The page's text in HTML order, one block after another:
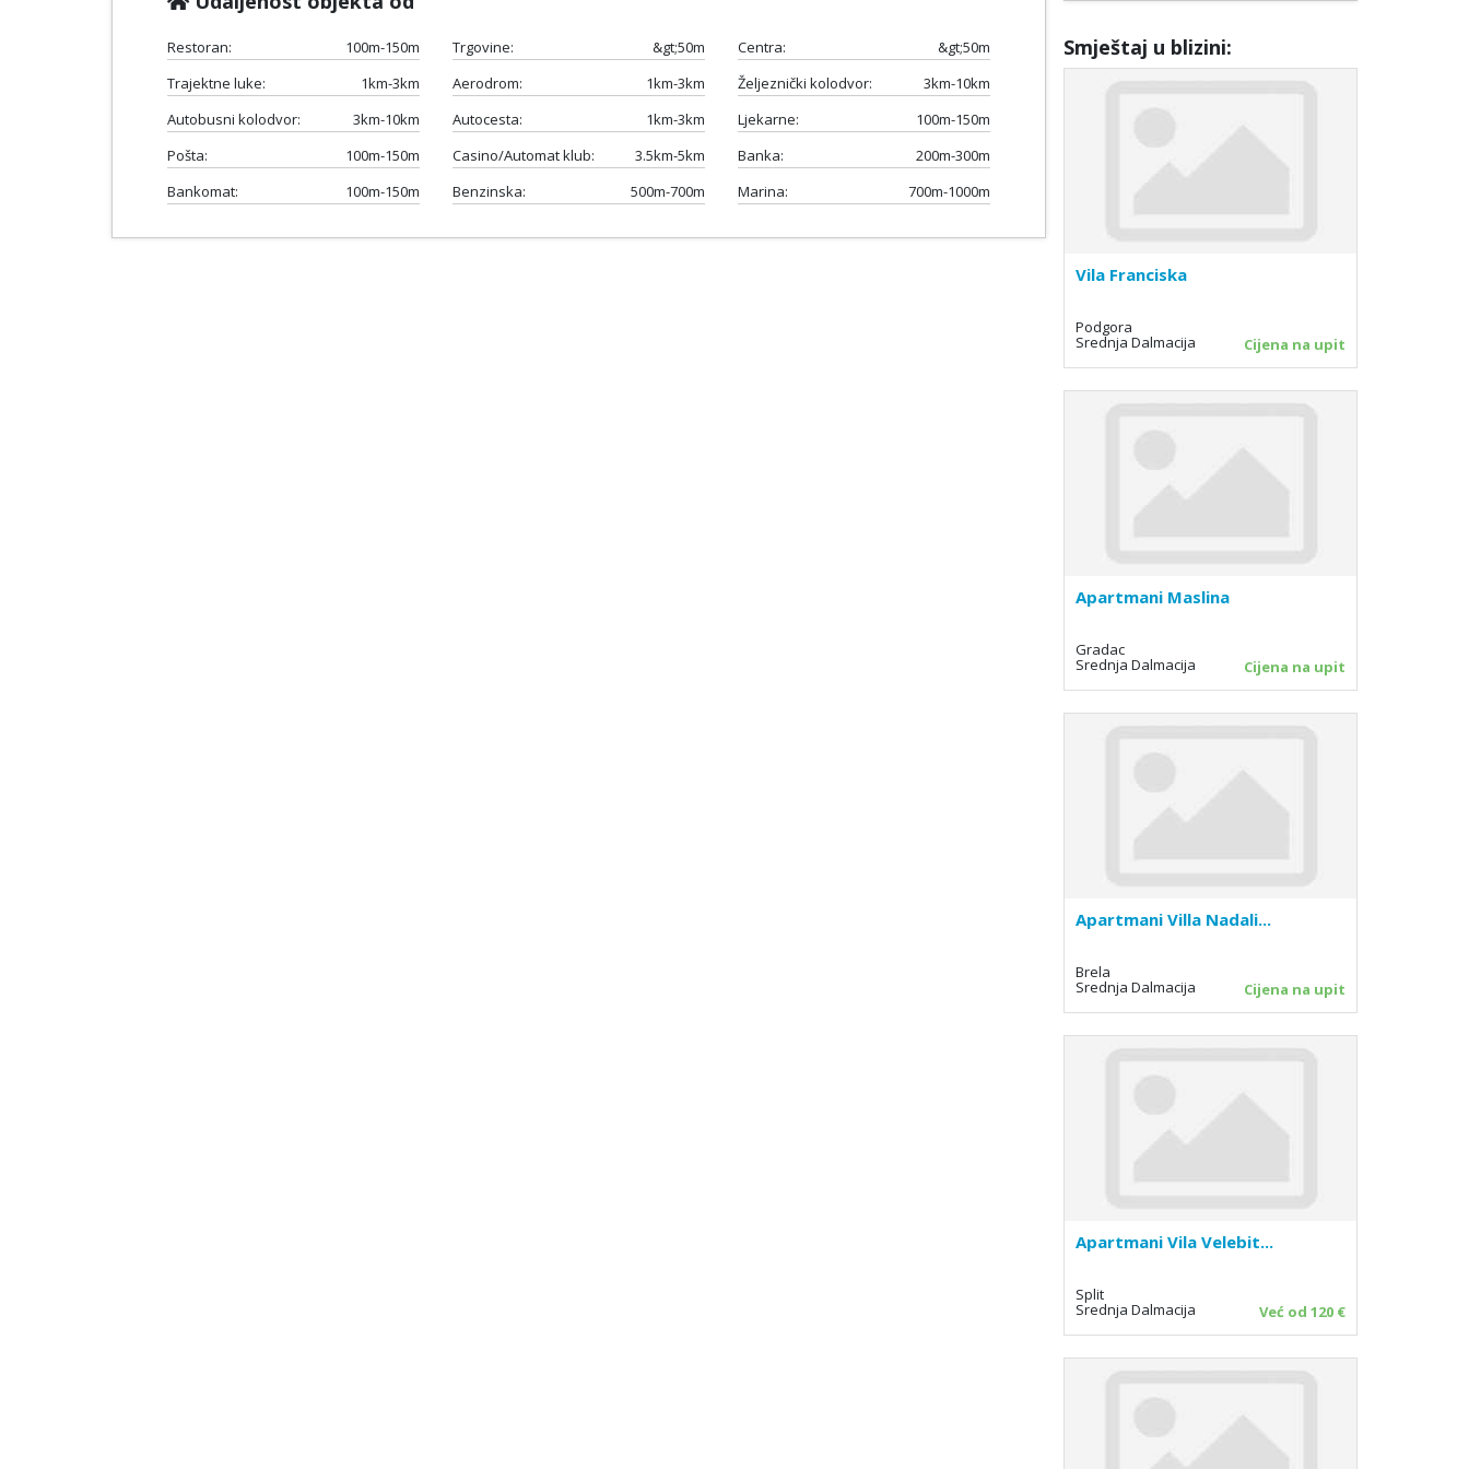
Restoran: 100m-150m Trgovine: &gt;50m Centra:
&gt;50m
Trajektne luke:
1km-3km Aerodrom: 1km-3km Željeznički kolodvor:
3km-10km
Autobusni kolodvor:
3km-10km Autocesta: 1km-3km Ljekarne:
100m-150m
Pošta:
100m-150m Casino/Automat klub: 3.5km-5km Banka:
200m-300m
Bankomat:
100m-150m Benzinska: 500m-700m Marina: 700m-1000m
Smještaj u blizini:
Vila Franciska
Podgora
Srednja Dalmacija Cijena na upit
Apartmani Maslina
Gradac
Srednja Dalmacija Cijena na upit
Apartmani Villa Nadali...
Brela
Srednja Dalmacija Cijena na upit
Apartmani Vila Velebit...
Split
Srednja Dalmacija Već od 120 €